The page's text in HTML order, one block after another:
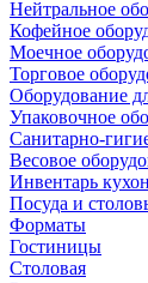
Нейтральное
Кофейное
Моечное
Торговое
Оборудование
Упаковочное
Санитарно-
Весовое
Инвентарь
Посуда и
Форматы
Гостиницы
Столовая